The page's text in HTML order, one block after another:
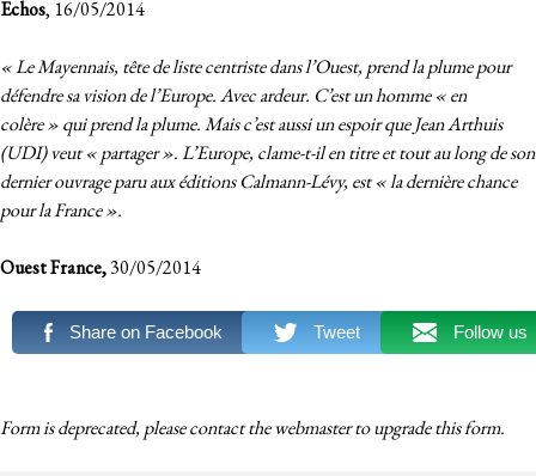
Echos, 16/05/2014
« Le Mayennais, tête de liste centriste dans l’Ouest, prend la plume pour
défendre sa vision de l’Europe. Avec ardeur. C’est un homme « en
colère » qui prend la plume. Mais c’est aussi un espoir que Jean Arthuis
(UDI) veut « partager ». L’Europe, clame-t-il en titre et tout au long de son
dernier ouvrage paru aux éditions Calmann-Lévy, est « la dernière chance
pour la France ».
Ouest France,30/05/2014
Share on Facebook Tweet Follow us
Form is deprecated, please contact the webmaster toupgradethis form.